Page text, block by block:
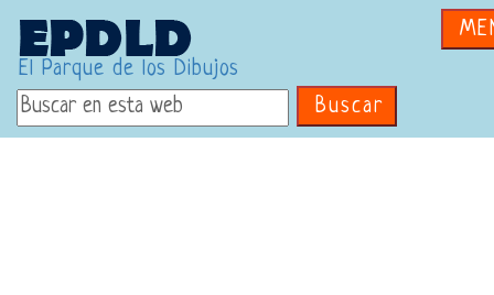
El Parque de los Dibujos
Buscar